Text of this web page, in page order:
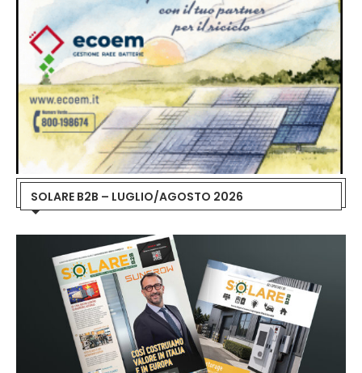
SOLARE B2B – LUGLIO/AGOSTO 2026